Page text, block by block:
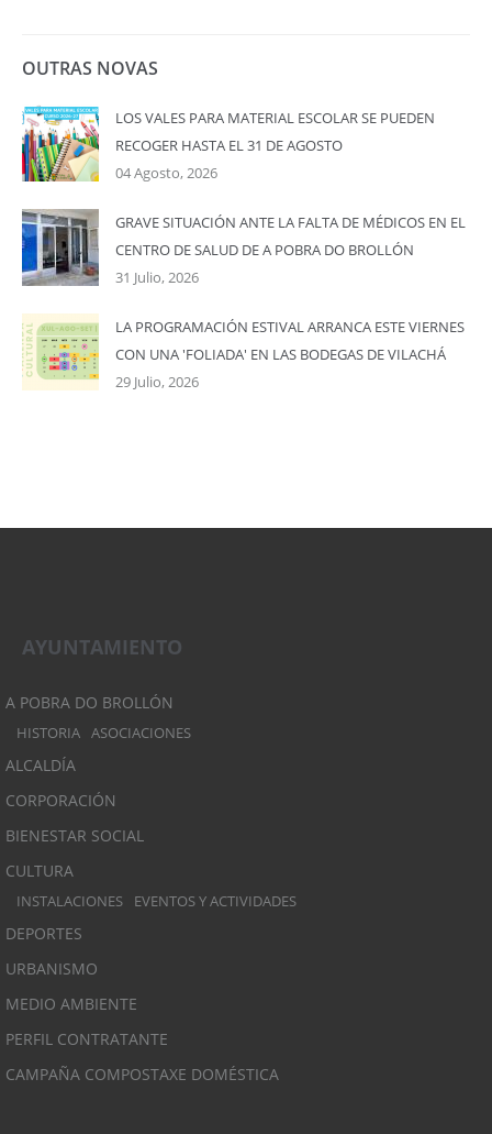
OUTRAS NOVAS
LOS VALES PARA MATERIAL ESCOLAR SE PUEDEN
RECOGER HASTA EL 31 DE AGOSTO
04 Agosto, 2026
GRAVE SITUACIÓN ANTE LA FALTA DE MÉDICOS EN EL
CENTRO DE SALUD DE A POBRA DO BROLLÓN
31 Julio, 2026
LA PROGRAMACIÓN ESTIVAL ARRANCA ESTE VIERNES
CON UNA 'FOLIADA' EN LAS BODEGAS DE VILACHÁ
29 Julio, 2026
AYUNTAMIENTO
A POBRA DO BROLLÓN
HISTORIA ASOCIACIONES
ALCALDÍA
CORPORACIÓN
BIENESTAR SOCIAL
CULTURA
INSTALACIONES EVENTOS Y ACTIVIDADES
DEPORTES
URBANISMO
MEDIO AMBIENTE
PERFIL CONTRATANTE
CAMPAÑA COMPOSTAXE DOMÉSTICA